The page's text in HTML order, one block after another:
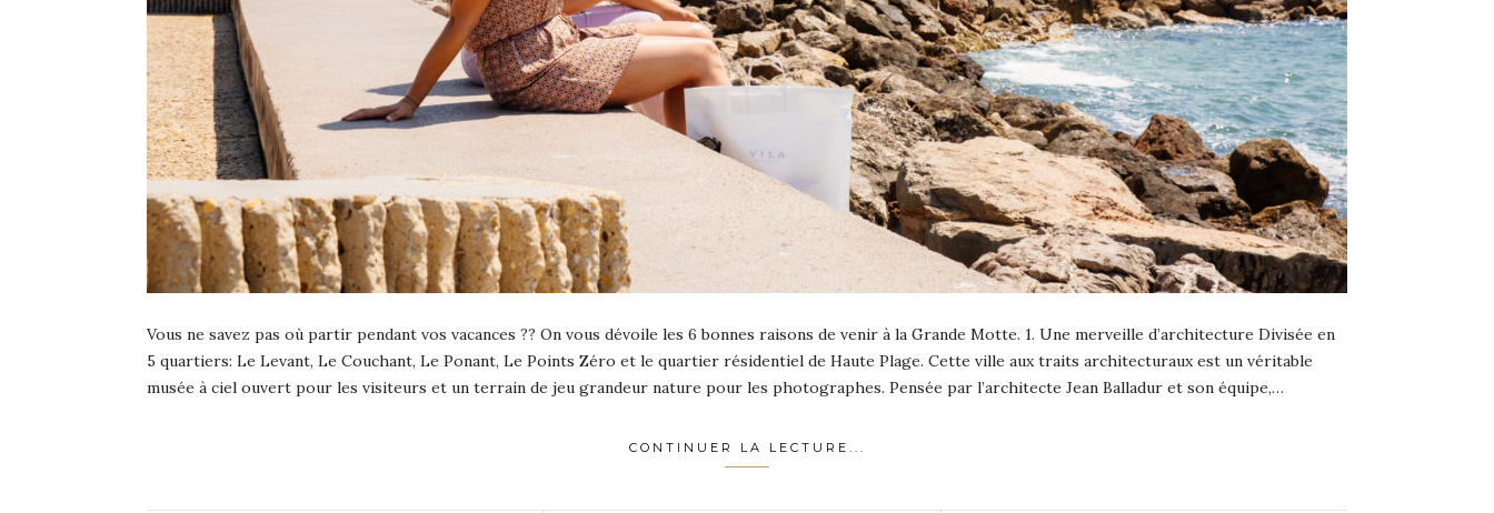
Vous ne savez pas où partir pendant vos vacances ?? On vous dévoile les 6 bonnes raisons de venir à la Grande Motte. 1. Une merveille d’architecture Divisée en
5 quartiers: Le Levant, Le Couchant, Le Ponant, Le Points Zéro et le quartier résidentiel de Haute Plage. Cette ville aux traits architecturaux est un véritable
musée à ciel ouvert pour les visiteurs et un terrain de jeu grandeur nature pour les photographes. Pensée par l’architecte Jean Balladur et son équipe,…
CONTINUER LA LECTURE...